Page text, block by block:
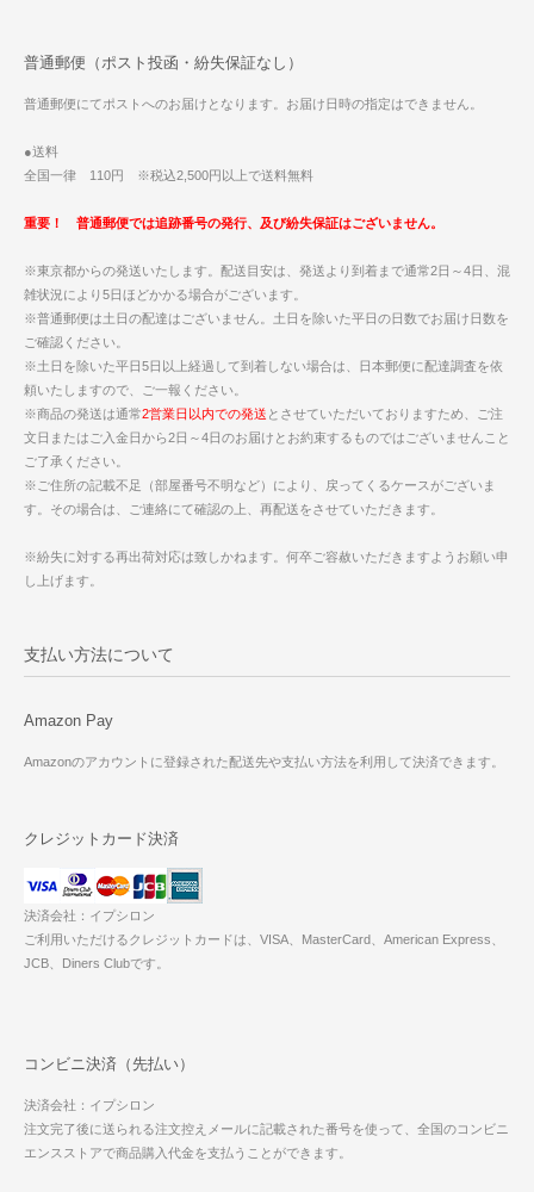
普通郵便（ポスト投函・紛失保証なし）
普通郵便にてポストへのお届けとなります。お届け日時の指定はできません。
●送料
全国一律 110円 ※税込2,500円以上で送料無料
重要！ 普通郵便では追跡番号の発行、及び紛失保証はございません。
※東京都からの発送いたします。配送目安は、発送より到着まで通常2日～4日、混
雑状況により5日ほどかかる場合がございます。
※普通郵便は土日の配達はございません。土日を除いた平日の日数でお届け日数を
ご確認ください。
※土日を除いた平日5日以上経過して到着しない場合は、日本郵便に配達調査を依
頼いたしますので、ご一報ください。
※商品の発送は通常2営業日以内での発送 とさせていただいておりますため、ご注
文日またはご入金日から2日～4日のお届けとお約束するものではございませんこと
ご了承ください。
※ご住所の記載不足（部屋番号不明など）により、戻ってくるケースがございま
す。その場合は、ご連絡にて確認の上、再配送をさせていただきます。
※紛失に対する再出荷対応は致しかねます。何卒ご容赦いただきますようお願い申
し上げます。
支払い方法について
Amazon Pay
Amazonのアカウントに登録された配送先や支払い方法を利用して決済できます。
クレジットカード決済
決済会社：イプシロン
ご利用いただけるクレジットカードは、VISA、MasterCard、American Express、
JCB、Diners Clubです。
コンビニ決済（先払い）
決済会社：イプシロン
注文完了後に送られる注文控えメールに記載された番号を使って、全国のコンビニ
エンスストアで商品購入代金を支払うことができます。